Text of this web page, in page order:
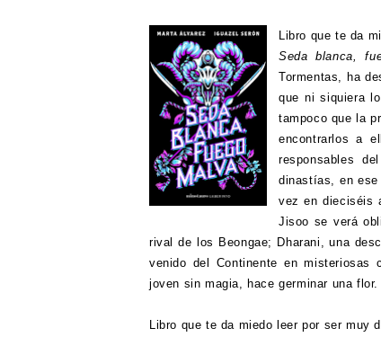
Libro que te da
Seda blanca,
Tormentas, ha
que ni siquiera
tampoco que la
encontrarlos a
responsables
dinastías, en
vez en dieciséis
Jisoo se verá
rival de los Beongae; Dharani, una
venido del Continente en misteriosas
joven sin magia, hace germinar una flor.
Libro que te da miedo leer por ser muy